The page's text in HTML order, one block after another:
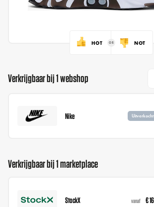
HOT NOT
Verkrijgbaar bij 1 webshop
Nike Uitverkocht
Verkrijgbaar bij 1 marketplace
StockX vanaf €